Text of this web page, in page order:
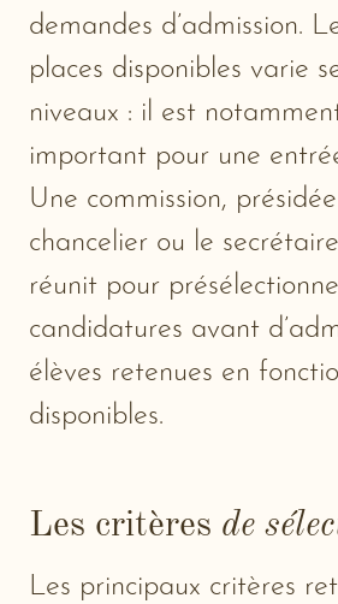
demandes d’admission.
places disponibles varie
niveaux : il est
important pour une
Une commission,
chancelier ou le
réunit pour
candidatures avant
élèves retenues en
disponibles.
Les critères de
Les principaux critères